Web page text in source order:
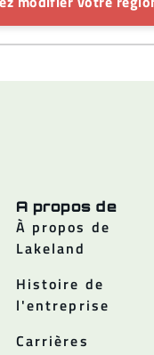
A propos de
À propos de
Lakeland
Histoire de
l'entreprise
Carrières